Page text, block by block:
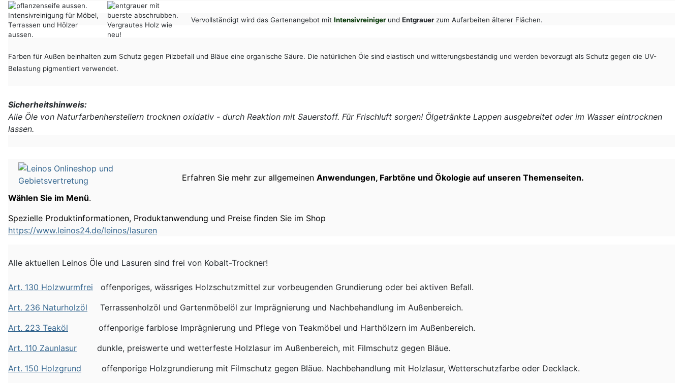
Vervollständigt wird das Gartenangebot mit Intensivreinigerund Entgrauerzum Aufarbeiten älterer Flächen.
Farben für Außen beinhalten zum Schutz gegen Pilzbefall und Bläue eine organische Säure. Die natürlichen Öle sind elastisch und witterungsbeständig und werden bevorzugt als Schutz gegen die UV-
Belastung pigmentiert verwendet.
Sicherheitshinweis:
Alle Öle von Naturfarbenherstellern trocknen oxidativ - durch Reaktion mit Sauerstoff. Für Frischluft sorgen! Ölgetränkte Lappen ausgebreitet oder im Wasser eintrocknen
lassen.
Erfahren Sie mehr zur allgemeinen Anwendungen, Farbtöne und Ökologie auf unseren Themenseiten.
Wählen Sie im Menü.
Spezielle Produktinformationen, Produktanwendung und Preise finden Sie im Shop
https://www.leinos24.de/leinos/lasuren
Alle aktuellen Leinos Öle und Lasuren sind frei von Kobalt-Trockner!
Art. 130 Holzwurmfrei offenporiges, wässriges Holzschutzmittel zur vorbeugenden Grundierung oder bei aktiven Befall.
Art. 236 Naturholzöl Terrassenholzöl und Gartenmöbelöl zur Imprägnierung und Nachbehandlung im Außenbereich.
Art. 223 Teaköl offenporige farblose Imprägnierung und Pflege von Teakmöbel und Harthölzern im Außenbereich.
Art. 110 Zaunlasur dunkle, preiswerte und wetterfeste Holzlasur im Außenbereich, mit Filmschutz gegen Bläue.
Art. 150 Holzgrund offenporige Holzgrundierung mit Filmschutz gegen Bläue. Nachbehandlung mit Holzlasur, Wetterschutzfarbe oder Decklack.